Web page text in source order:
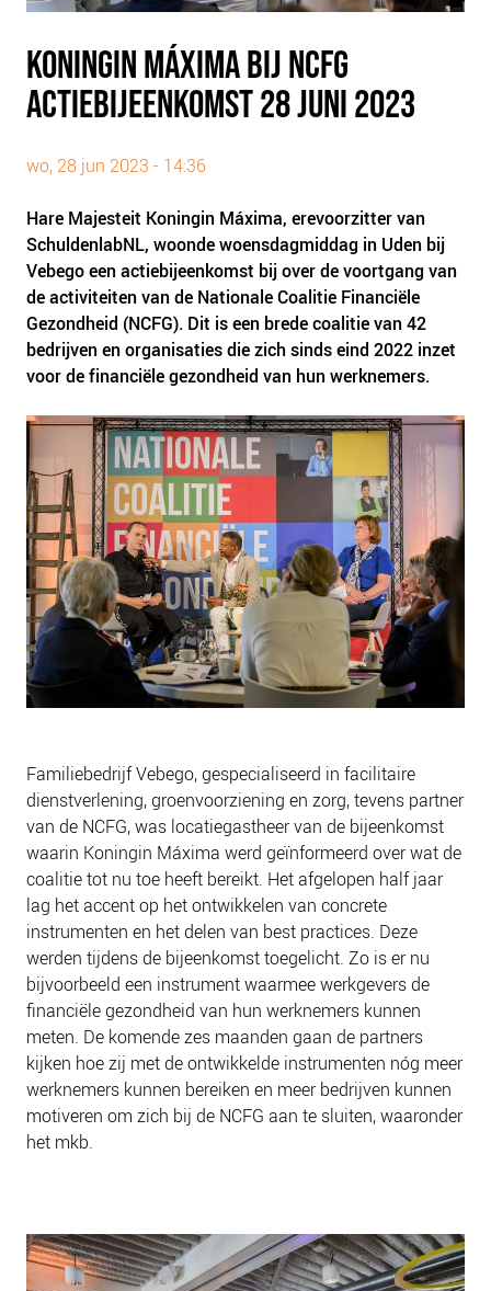
PLINKR NAZORG
SOCIALDEBT
DOORBRAAKMETHODE
COLLECTIEF SCHULDREGELEN
DE VOORZIENINGENWIJZER
OVER ONS
VISIE EN MISSIE
HET TEAM
ONZE PARTNERS
VACATURES
IN DE MEDIA
OVER NCFG
NIEUWS
BLOGS
KONINGIN MÁXIMA BIJ NCFG
ACTIEBIJEENKOMST 28 JUNI 2023
wo, 28 jun 2023 - 14:36
Hare Majesteit Koningin Máxima, erevoorzitter van
SchuldenlabNL, woonde woensdagmiddag in Uden bij
Vebego een actiebijeenkomst bij over de voortgang van
de activiteiten van de Nationale Coalitie Financiële
Gezondheid (NCFG). Dit is een brede coalitie van 42
bedrijven en organisaties die zich sinds eind 2022 inzet
voor de financiële gezondheid van hun werknemers.
Familiebedrijf Vebego, gespecialiseerd in facilitaire
dienstverlening, groenvoorziening en zorg, tevens partner
van de NCFG, was locatiegastheer van de bijeenkomst
waarin Koningin Máxima werd geïnformeerd over wat de
coalitie tot nu toe heeft bereikt. Het afgelopen half jaar
lag het accent op het ontwikkelen van concrete
instrumenten en het delen van best practices. Deze
werden tijdens de bijeenkomst toegelicht. Zo is er nu
bijvoorbeeld een instrument waarmee werkgevers de
financiële gezondheid van hun werknemers kunnen
meten. De komende zes maanden gaan de partners
kijken hoe zij met de ontwikkelde instrumenten nóg meer
werknemers kunnen bereiken en meer bedrijven kunnen
motiveren om zich bij de NCFG aan te sluiten, waaronder
het mkb.